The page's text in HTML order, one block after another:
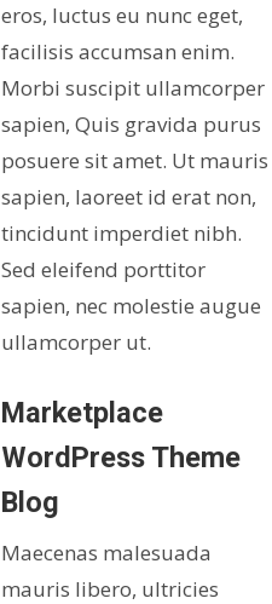
eros, luctus eu nunc eget,
facilisis accumsan enim.
Morbi suscipit ullamcorper
sapien, Quis gravida purus
posuere sit amet. Ut mauris
sapien, laoreet id erat non,
tincidunt imperdiet nibh.
Sed eleifend porttitor
sapien, nec molestie augue
ullamcorper ut.
Marketplace
WordPress Theme
Blog
Maecenas malesuada
mauris libero, ultricies